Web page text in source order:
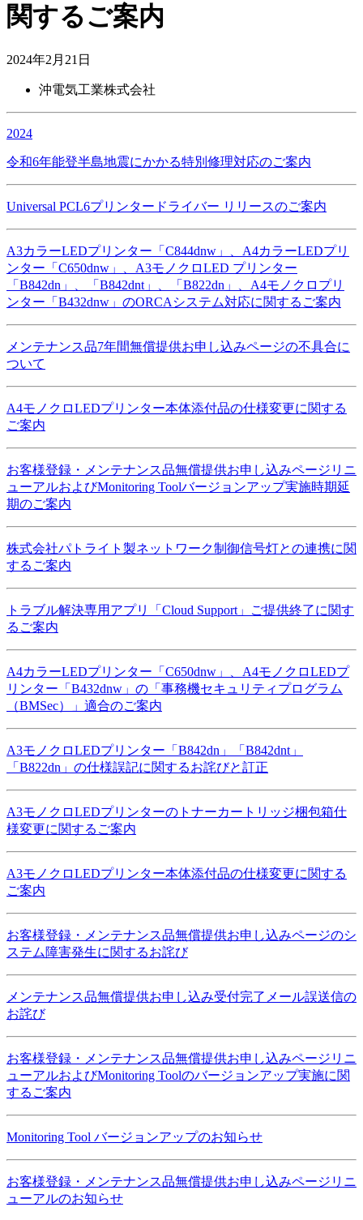
関するご案内
2024年2月21日
沖電気工業株式会社
2024
令和6年能登半島地震にかかる特別修理対応のご案内
Universal PCL6プリンタードライバー リリースのご案内
A3カラーLEDプリンター「C844dnw」、A4カラーLEDプリ
ンター「C650dnw」、A3モノクロLED プリンター
「B842dn」、「B842dnt」、「B822dn」、A4モノクロプリ
ンター「B432dnw」のORCAシステム対応に関するご案内
メンテナンス品7年間無償提供お申し込みページの不具合に
ついて
A4モノクロLEDプリンター本体添付品の仕様変更に関する
ご案内
お客様登録・メンテナンス品無償提供お申し込みページリニ
ューアルおよびMonitoring Toolバージョンアップ実施時期延
期のご案内
株式会社パトライト製ネットワーク制御信号灯との連携に関
するご案内
トラブル解決専用アプリ「Cloud Support」ご提供終了に関す
るご案内
A4カラーLEDプリンター「C650dnw」、A4モノクロLEDプ
リンター「B432dnw」の「事務機セキュリティプログラム
（BMSec）」適合のご案内
A3モノクロLEDプリンター「B842dn」「B842dnt」
「B822dn」の仕様誤記に関するお詫びと訂正
A3モノクロLEDプリンターのトナーカートリッジ梱包箱仕
様変更に関するご案内
A3モノクロLEDプリンター本体添付品の仕様変更に関する
ご案内
お客様登録・メンテナンス品無償提供お申し込みページのシ
ステム障害発生に関するお詫び
メンテナンス品無償提供お申し込み受付完了メール誤送信の
お詫び
お客様登録・メンテナンス品無償提供お申し込みページリニ
ューアルおよびMonitoring Toolのバージョンアップ実施に関
するご案内
Monitoring Tool バージョンアップのお知らせ
お客様登録・メンテナンス品無償提供お申し込みページリニ
ューアルのお知らせ